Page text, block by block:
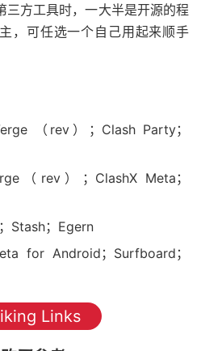
三方工具时，一大半是开源的程
，可任选一个自己用起来顺手
（rev）；Clash Party；
（rev）；ClashX Meta；
Stash；Egern
for Android；Surfboard；
Links